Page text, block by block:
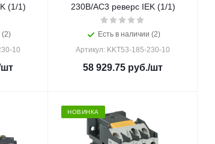
(1/1)
(2)
10
230В/АС3 реверс IEK (1/1)
Есть в наличии (2)
Артикул: KKT53-185-230-10
58 929.75 руб./шт
НОВИНКА